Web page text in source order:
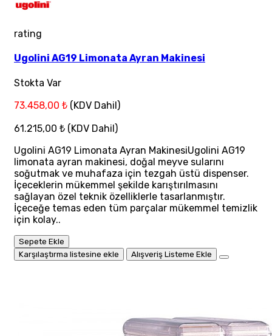
rating
Ugolini AG19 Limonata Ayran Makinesi
Stokta Var
73.458,00 ₺ (KDV Dahil)
61.215,00 ₺ (KDV Dahil)
Ugolini AG19 Limonata Ayran MakinesiUgolini AG19
limonata ayran makinesi, doğal meyve sularını
soğutmak ve muhafaza için tezgah üstü dispenser.
İçeceklerin mükemmel şekilde karıştırılmasını
sağlayan özel teknik özelliklerle tasarlanmıştır.
İçeceğe temas eden tüm parçalar mükemmel temizlik
için kolay..
Sepete Ekle
Karşılaştırma listesine ekle
Alışveriş Listeme Ekle